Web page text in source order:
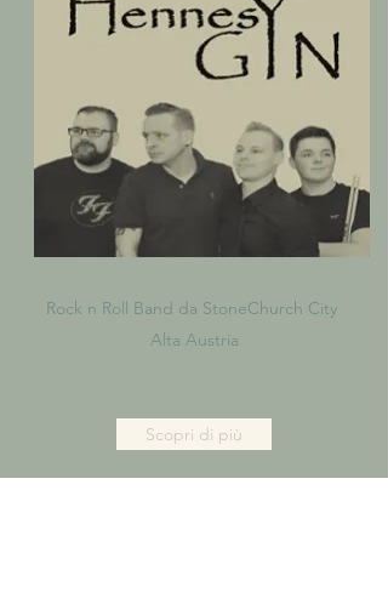
Rock n Roll Band da StoneChurch City
Alta Austria
Scopri di più